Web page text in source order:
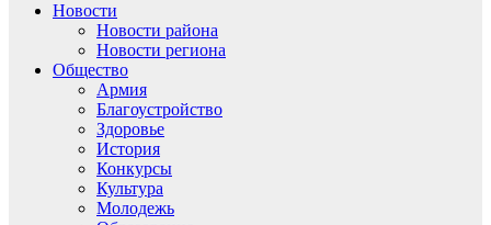
Новости
Новости района
Новости региона
Общество
Армия
Благоустройство
Здоровье
История
Конкурсы
Культура
Молодежь